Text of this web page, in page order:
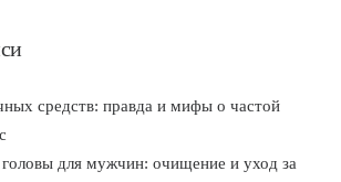
средств: правда и мифы о частой
для мужчин: очищение и уход за